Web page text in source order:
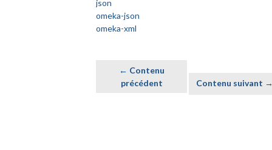
json
omeka-json
omeka-xml
← Contenu
précédent
Contenu suivant